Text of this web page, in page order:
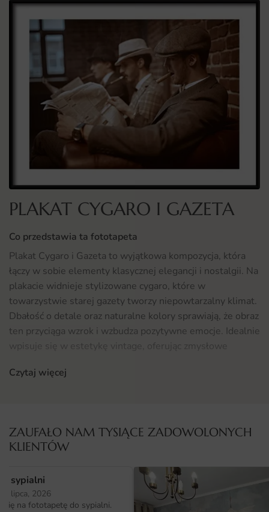
PLAKAT CYGARO I GAZETA
Co przedstawia ta fototapeta
Plakat Cygaro i Gazeta to wyjątkowa kompozycja, która
łączy w sobie elementy klasycznej elegancji i nostalgii. Na
plakacie widnieje stylizowane cygaro, które w
towarzystwie starej gazety tworzy niepowtarzalny klimat.
Dbałość o detale oraz naturalne kolory sprawiają, że obraz
ten przyciąga wzrok i wzbudza pozytywne emocje. Idealnie
wpisuje się w estetykę vintage, oferując zmysłowe
nowoczesnymi wnętrzami.
w różnych przestrzeniach, dodając im charakteru i stylu.
Jest idealnym rozwiązaniem zarówno do domowych
wnętrz, jak i do lokali użytkowych. Znajdzie swoje miejsce
w:
Czytaj więcej
ZAUFAŁO NAM TYSIĄCE ZADOWOLONYCH
KLIENTÓW
sypialni
lipca, 2026
się na fototapetę do sypialni.